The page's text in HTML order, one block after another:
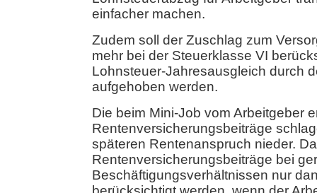
einfacher machen.
Zudem soll der Zuschlag zum
mehr bei der Steuerklasse VI
Lohnsteuer-Jahresausgleich durch
aufgehoben werden.
Die beim Mini-Job vom Arbeitgeber
Rentenversicherungsbeiträge
späteren Rentenanspruch nieder.
Rentenversicherungsbeiträge bei
Beschäftigungsverhältnissen nur